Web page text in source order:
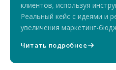
клиентов, используя
Реальный кейс с идеями и
увеличения маркетинг-
Читать подробнее